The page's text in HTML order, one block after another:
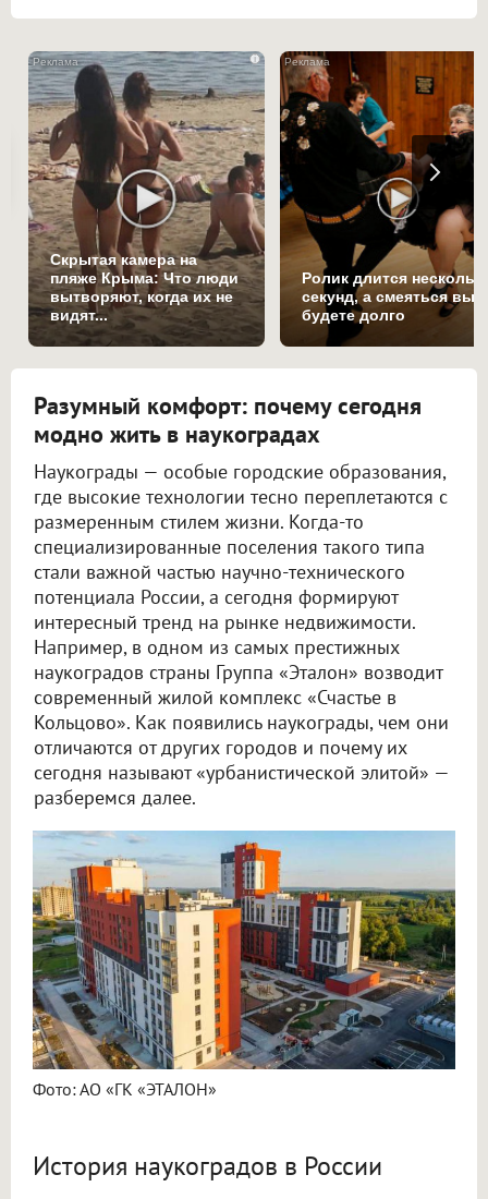
i
Скрытая камера на
пляже Крыма: Что люди
вытворяют, когда их не
видят...
Ролик длится
секунд, а смеяться вы
будете долго
Разумный комфорт: почему сегодня
модно жить в наукоградах
Наукограды — особые городские образования,
где высокие технологии тесно переплетаются с
размеренным стилем жизни. Когда-то
специализированные поселения такого типа
стали важной частью научно-технического
потенциала России, а сегодня формируют
интересный тренд на рынке недвижимости.
Например, в одном из самых престижных
наукоградов страны Группа «Эталон» возводит
современный жилой комплекс «Счастье в
Кольцово». Как появились наукограды, чем они
отличаются от других городов и почему их
сегодня называют «урбанистической элитой» —
разберемся далее.
Фото: АО «ГК «ЭТАЛОН»
История наукоградов в России